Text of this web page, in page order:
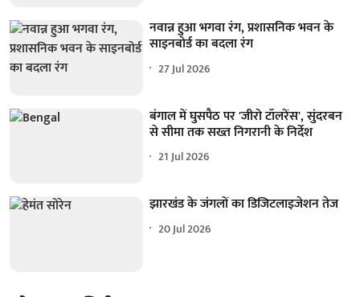
नवान्न हुआ भगवा रंग, प्रशासनिक भवन के
साइनबोर्ड का बदला रंग
27 Jul 2026
बंगाल में घुसपैठ पर 'जीरो टॉलरेंस', सुंदरबन
से सीमा तक सख्त निगरानी के निर्देश
21 Jul 2026
झारखंड के जंगलों का डिजिटलाइजेशन तेज
20 Jul 2026